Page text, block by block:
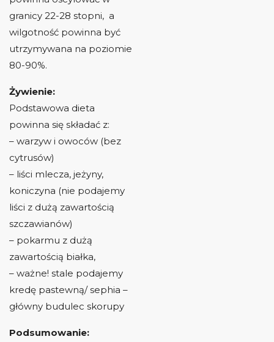
granicy 22-28 stopni, a
wilgotność powinna być
utrzymywana na poziomie
80-90%.
Żywienie:
Podstawowa dieta
powinna się składać z:
– warzyw i owoców (bez
cytrusów)
– liści mlecza, jeżyny,
koniczyna (nie podajemy
liści z dużą zawartością
szczawianów)
– pokarmu z dużą
zawartością białka,
– ważne! stale podajemy
kredę pastewną/ sephia –
główny budulec skorupy
Podsumowanie: